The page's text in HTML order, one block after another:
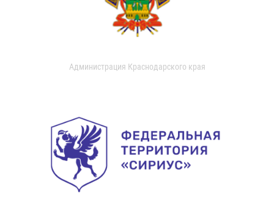
Администрация Краснодарского края